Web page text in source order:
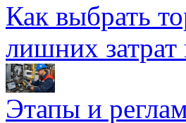
Как выбрать
лишних
Этапы и